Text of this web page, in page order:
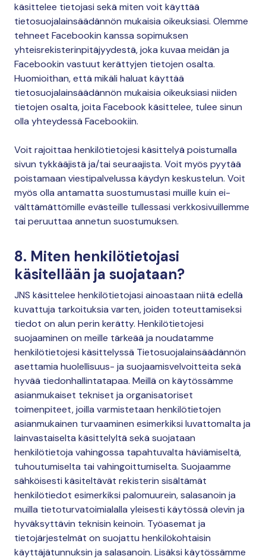
käsittelee tietojasi sekä miten voit käyttää
tietosuojalainsäädännön mukaisia oikeuksiasi. Olemme
tehneet Facebookin kanssa sopimuksen
yhteisrekisterinpitäjyydestä, joka kuvaa meidän ja
Facebookin vastuut kerättyjen tietojen osalta.
Huomioithan, että mikäli haluat käyttää
tietosuojalainsäädännön mukaisia oikeuksiasi niiden
tietojen osalta, joita Facebook käsittelee, tulee sinun
olla yhteydessä Facebookiin.
Voit rajoittaa henkilötietojesi käsittelyä poistumalla
sivun tykkääjistä ja/tai seuraajista. Voit myös pyytää
poistamaan viestipalvelussa käydyn keskustelun. Voit
myös olla antamatta suostumustasi muille kuin ei-
välttämättömille evästeille tullessasi verkkosivuillemme
tai peruuttaa annetun suostumuksen.
8. Miten henkilötietojasi
käsitellään ja suojataan?
JNS käsittelee henkilötietojasi ainoastaan niitä edellä
kuvattuja tarkoituksia varten, joiden toteuttamiseksi
tiedot on alun perin kerätty. Henkilötietojesi
suojaaminen on meille tärkeää ja noudatamme
henkilötietojesi käsittelyssä Tietosuojalainsäädännön
asettamia huolellisuus- ja suojaamisvelvoitteita sekä
hyvää tiedonhallintatapaa. Meillä on käytössämme
asianmukaiset tekniset ja organisatoriset
toimenpiteet, joilla varmistetaan henkilötietojen
asianmukainen turvaaminen esimerkiksi luvattomalta ja
lainvastaiselta käsittelyltä sekä suojataan
henkilötietoja vahingossa tapahtuvalta häviämiseltä,
tuhoutumiselta tai vahingoittumiselta. Suojaamme
sähköisesti käsiteltävät rekisterin sisältämät
henkilötiedot esimerkiksi palomuurein, salasanoin ja
muilla tietoturvatoimialalla yleisesti käytössä olevin ja
hyväksyttävin teknisin keinoin. Työasemat ja
tietojärjestelmät on suojattu henkilökohtaisin
käyttäjätunnuksin ja salasanoin. Lisäksi käytössämme